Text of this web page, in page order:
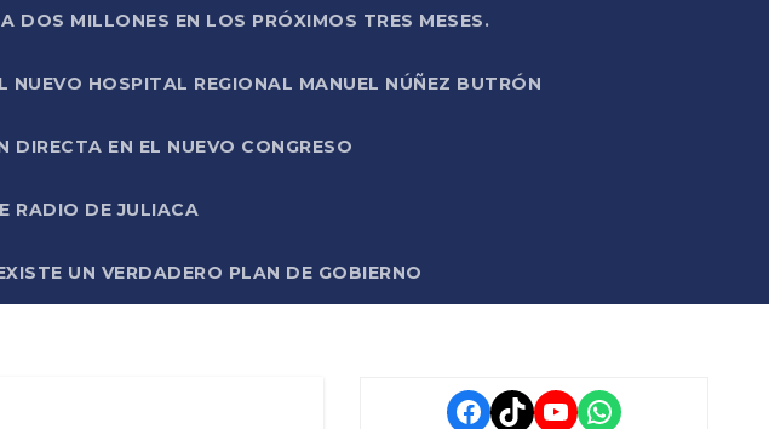
DOS MILLONES EN LOS PRÓXIMOS TRES MESES.
HOSPITAL REGIONAL MANUEL NÚÑEZ BUTRÓN
DIRECTA EN EL NUEVO CONGRESO
RADIO DE JULIACA
UN VERDADERO PLAN DE GOBIERNO
Facebook
TikTokYouTube
WhatsApp